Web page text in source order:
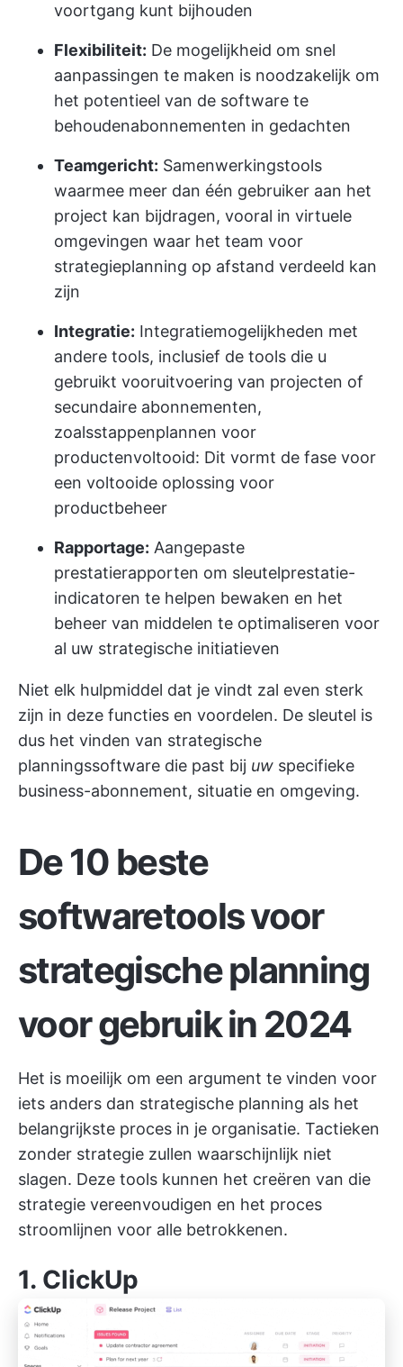
voortgang kunt bijhouden
Flexibiliteit: De mogelijkheid om snel
aanpassingen te maken is noodzakelijk om
het potentieel van de software te
behoudenabonnementen in gedachten
Teamgericht: Samenwerkingstools
waarmee meer dan één gebruiker aan het
project kan bijdragen, vooral in virtuele
omgevingen waar het team voor
strategieplanning op afstand verdeeld kan
zijn
Integratie: Integratiemogelijkheden met
andere tools, inclusief de tools die u
gebruikt vooruitvoering van projecten of
secundaire abonnementen,
zoalsstappenplannen voor
productenvoltooid: Dit vormt de fase voor
een voltooide oplossing voor
productbeheer
Rapportage: Aangepaste
prestatierapporten om sleutelprestatie-
indicatoren te helpen bewaken en het
beheer van middelen te optimaliseren voor
al uw strategische initiatieven
Niet elk hulpmiddel dat je vindt zal even sterk
zijn in deze functies en voordelen. De sleutel is
dus het vinden van strategische
planningssoftware die past bij uw specifieke
business-abonnement, situatie en omgeving.
De 10 beste
softwaretools voor
strategische planning
voor gebruik in 2024
Het is moeilijk om een argument te vinden voor
iets anders dan strategische planning als het
belangrijkste proces in je organisatie. Tactieken
zonder strategie zullen waarschijnlijk niet
slagen. Deze tools kunnen het creëren van die
strategie vereenvoudigen en het proces
stroomlijnen voor alle betrokkenen.
1. ClickUp